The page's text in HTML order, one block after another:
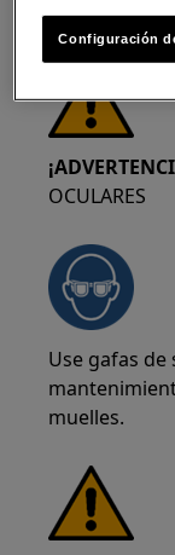
de cortes
OCULARES
Use gafas
muelles.
Configuración